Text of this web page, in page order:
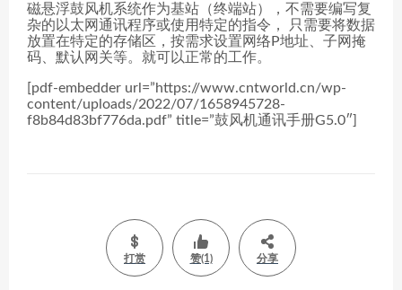
磁悬浮鼓风机系统作为基站（终端站），不需要编写复
杂的以太网通讯程序或使用特定的指令， 只需要将数据
放置在特定的存储区，按需求设置网络P地址、子网掩
码、默认网关等。就可以正常的工作。
[pdf-embedder url=”https://www.cntworld.cn/wp-
content/uploads/2022/07/1658945728-
f8b84d83bf776da.pdf” title=”鼓风机通讯手册G5.0″]
打赏 赞(1) 分享